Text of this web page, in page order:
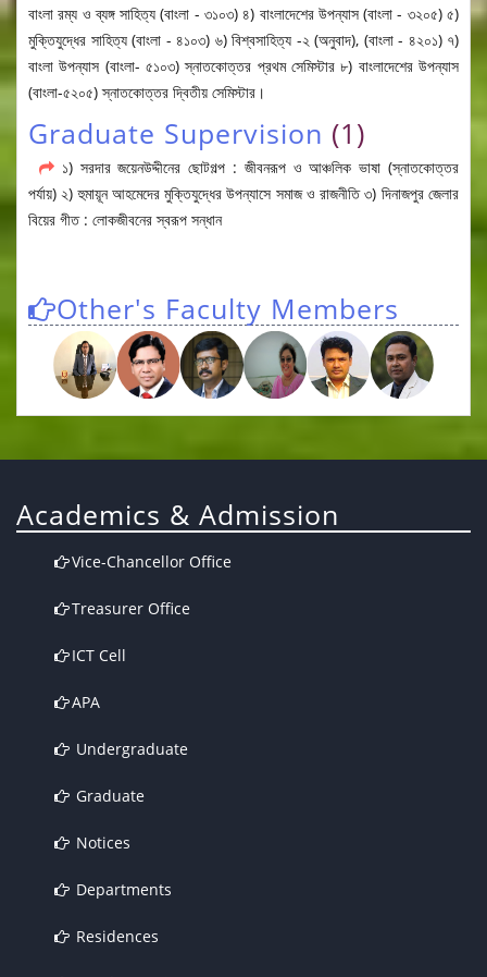
বাংলা রম্য ও ব্যঙ্গ সাহিত্য (বাংলা - ৩১০৩) ৪) বাংলাদেশের উপন্যাস (বাংলা - ৩২০৫) ৫)
মুক্তিযুদ্ধের সাহিত্য (বাংলা - ৪১০৩) ৬) বিশ্বসাহিত্য -২ (অনুবাদ), (বাংলা - ৪২০১) ৭)
বাংলা উপন্যাস (বাংলা- ৫১০৩) স্নাতকোত্তর প্রথম সেমিস্টার ৮) বাংলাদেশের উপন্যাস
(বাংলা-৫২০৫) স্নাতকোত্তর দ্বিতীয় সেমিস্টার।
Graduate Supervision (1)
১) সরদার জয়েনউদ্দীনের ছোটগল্প : জীবনরূপ ও আঞ্চলিক ভাষা (স্নাতকোত্তর
পর্যায়) ২) হুমায়ূন আহমেদের মুক্তিযুদ্ধের উপন্যাসে সমাজ ও রাজনীতি ৩) দিনাজপুর জেলার
বিয়ের গীত : লোকজীবনের স্বরূপ সন্ধান
Other's Faculty Members
Academics & Admission
Vice-Chancellor Office
Treasurer Office
ICT Cell
APA
Undergraduate
Graduate
Notices
Departments
Residences